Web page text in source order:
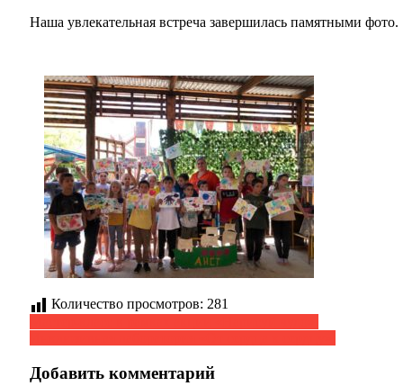
Наша увлекательная встреча завершилась памятными фото.
Количество просмотров: 281
Навигация
по
записям
Добавить комментарий